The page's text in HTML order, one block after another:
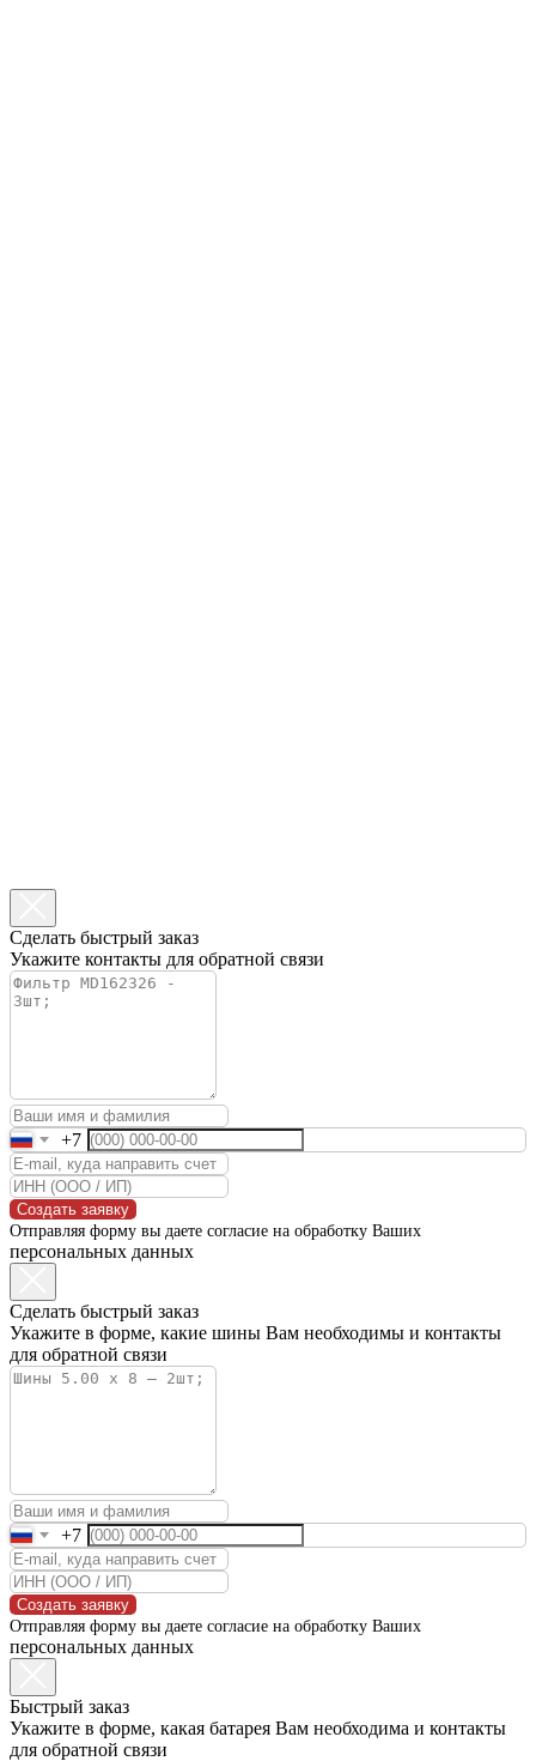
Сделать быстрый заказ
Укажите контакты для обратной связи
+7
Создать заявку
Отправляя форму вы даете согласие на обработку Ваших
персональных данных
Сделать быстрый заказ
Укажите в форме, какие шины Вам необходимы и контакты
для обратной связи
+7
Создать заявку
Отправляя форму вы даете согласие на обработку Ваших
персональных данных
Быстрый заказ
Укажите в форме, какая батарея Вам необходима и контакты
для обратной связи